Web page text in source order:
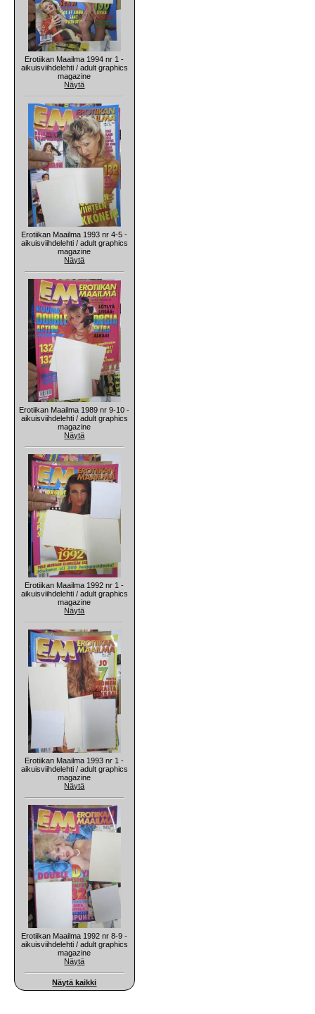
Erotiikan Maailma 1994 nr 1 -
aikuisviihdelehti / adult graphics
magazine
Näytä
Erotiikan Maailma 1993 nr 4-5 -
aikuisviihdelehti / adult graphics
magazine
Näytä
Erotiikan Maailma 1989 nr 9-10 -
aikuisviihdelehti / adult graphics
magazine
Näytä
Erotiikan Maailma 1992 nr 1 -
aikuisviihdelehti / adult graphics
magazine
Näytä
Erotiikan Maailma 1993 nr 1 -
aikuisviihdelehti / adult graphics
magazine
Näytä
Erotiikan Maailma 1992 nr 8-9 -
aikuisviihdelehti / adult graphics
magazine
Näytä
Näytä kaikki